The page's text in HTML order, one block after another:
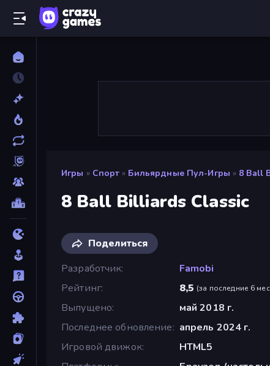
Игры » Спорт » Бильярдные Пул-Игры » 8 Ball
8 Ball Billiards Classic
Поделиться
Разработчик
Famobi
Рейтинг
8,5 (за последние 6
Выпущено
май 2018 г.
Последнее обновление
апрель 2024 г.
Игровой движок
HTML5